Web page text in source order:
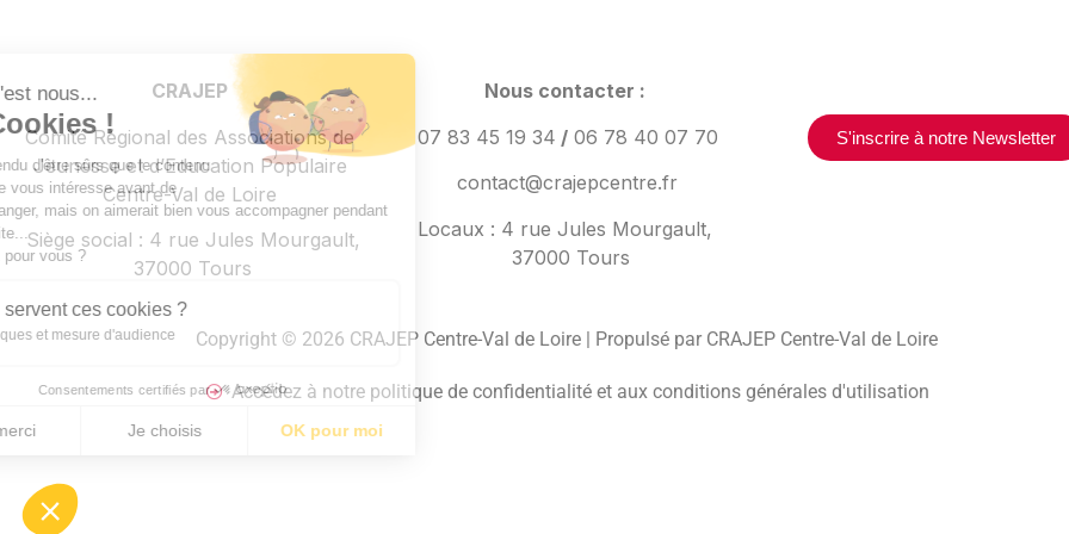
CRAJEP
Comité Régional des Associations de
Jeunesse et d’Education Populaire
Centre-Val de Loire
Siège social : 4 rue Jules Mourgault,
37000 Tours
Nous contacter :
07 83 45 19 34 /06 78 40 07 70
contact@crajepcentre.fr
Locaux : 4 rue Jules Mourgault,
37000 Tours
S'inscrire à notre Newsletter
Copyright © 2026 CRAJEP Centre-Val de Loire | Propulsé par CRAJEP Centre-Val de Loire
Accédez à notre politique de confidentialité et aux conditions générales d'utilisation
Salut c'est nous...
les Cookies !
On a attendu d'être sûrs que le contenu
de ce site vous intéresse avant de
vous déranger, mais on aimerait bien vous accompagner pendant
votre visite...
C'est OK pour vous ?
À quoi servent ces cookies ?
Statistiques et mesure d'audience
Consentements certifiés par
Non merci Je choisis
Notre plateforme vous permet d'adapter et de gérer vos paramètres de confidentialité, en garantissant la